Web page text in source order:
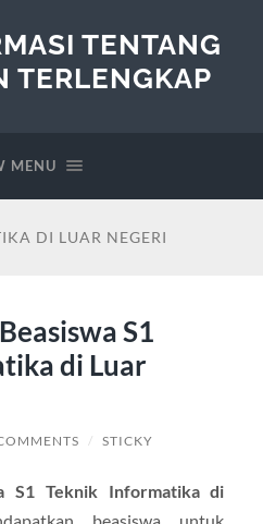
TENTANG
TERLENGKAP
MENU
DI LUAR NEGERI
S1
di Luar
/ STICKY
S1 Teknik Informatika di
beasiswa untuk